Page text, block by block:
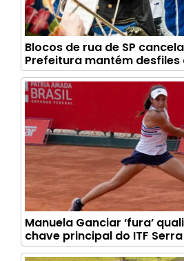
Blocos de rua de SP
Prefeitura mantém desfiles
Manuela Ganciar ‘fura’
chave principal do ITF